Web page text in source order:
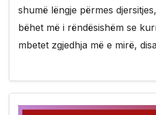
shumë lëngje përmes
bëhet më i rëndësishëm se
mbetet zgjedhja më e mirë,